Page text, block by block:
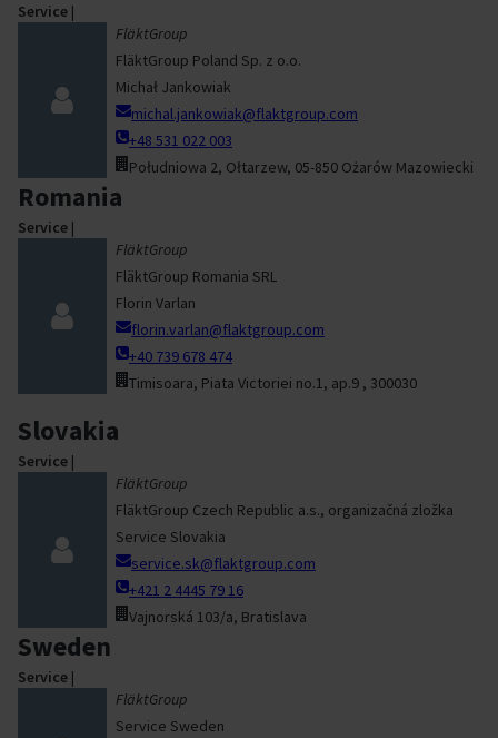
Service |
FläktGroup
FläktGroup Poland Sp. z o.o.
Michał Jankowiak
michal.jankowiak@flaktgroup.com
+48 531 022 003
Południowa 2, Ołtarzew, 05-850 Ożarów Mazowiecki
Romania
Service |
FläktGroup
FläktGroup Romania SRL
Florin Varlan
florin.varlan@flaktgroup.com
+40 739 678 474
Timisoara, Piata Victoriei no.1, ap.9 , 300030
Slovakia
Service |
FläktGroup
FläktGroup Czech Republic a.s., organizačná zložka
Service Slovakia
service.sk@flaktgroup.com
+421 2 4445 79 16
Vajnorská 103/a, Bratislava
Sweden
Service |
FläktGroup
Service Sweden